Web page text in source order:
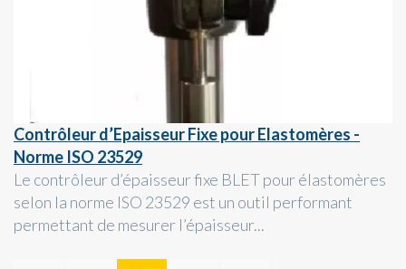
Contrôleur d’Epaisseur Fixe pour Elastomères -
Norme ISO 23529
Le contrôleur d’épaisseur fixe BLET pour élastomères
selon la norme ISO 23529 est un outil performant
permettant de mesurer l’épaisseur...